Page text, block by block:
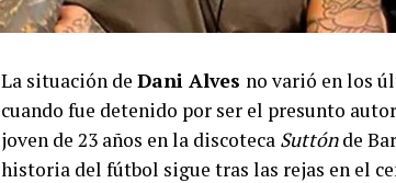
La situación de Dani Alves no varió en los
cuando fue detenido por ser el presunto
joven de 23 años en la discoteca Suttónde
historia del fútbol sigue tras las rejas en el